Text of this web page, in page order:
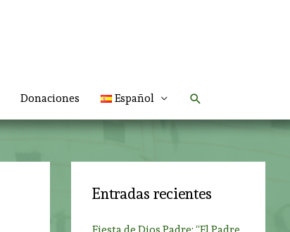
Donaciones Español Buscar
Entradas recientes